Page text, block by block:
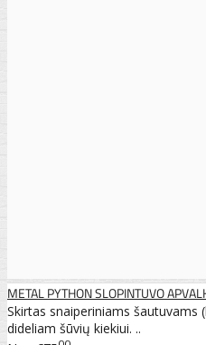
METAL PYTHON SLOPINTUVO
Skirtas snaiperiniams
dideliam šūvių kiekiui. ..